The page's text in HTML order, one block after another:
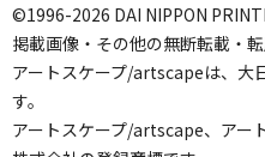
©1996-2026 DAI NIPPON
掲載画像・その他の無断転載・転
アートスケープ/artscapeは、大
す。
アートスケープ/artscape、ア